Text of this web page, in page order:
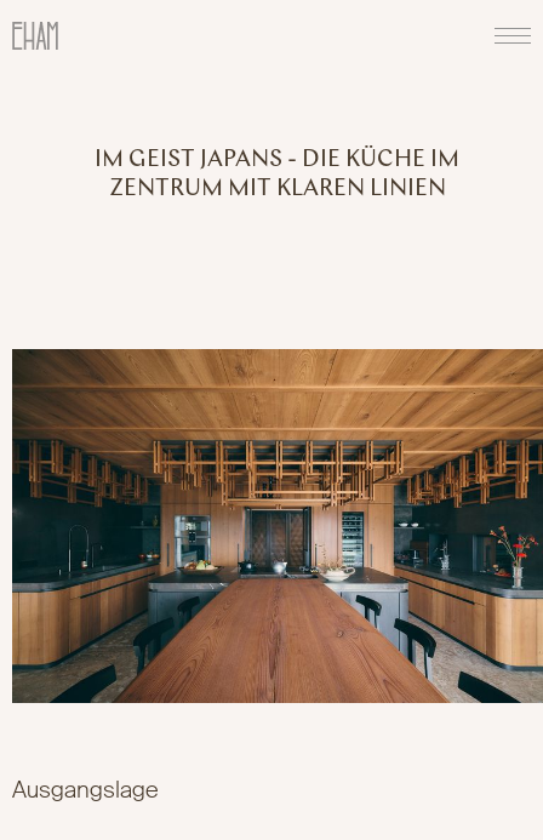
IM GEIST JAPANS - DIE KÜCHE IM
ZENTRUM MIT KLAREN LINIEN
Ausgangslage